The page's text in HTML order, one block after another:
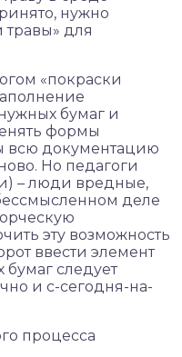
нужно
травы» для
«покраски
бумаг и
формы
всю документацию
Но педагоги
– люди вредные,
деле
эту возможность
ввести элемент
бумаг следует
и с-сегодня-на-
процесса